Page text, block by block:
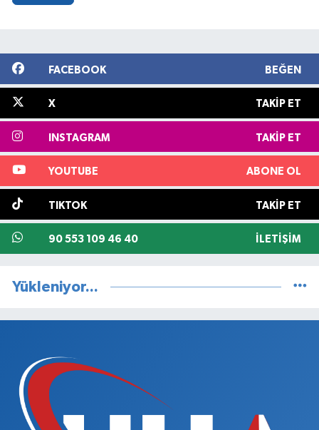
FACEBOOK BEĞEN
X TAKIP ET
INSTAGRAM TAKIP ET
YOUTUBE ABONE OL
TIKTOK TAKIP ET
90 553 109 46 40 İLETIŞIM
Yükleniyor...